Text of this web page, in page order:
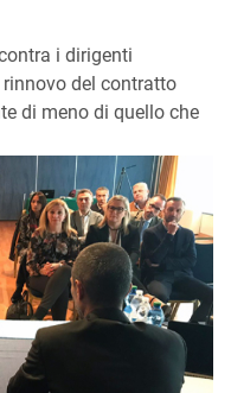
i dirigenti
del contratto
di meno di quello che